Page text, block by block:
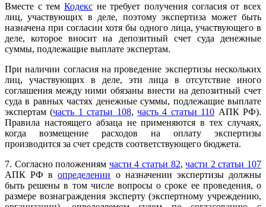
Вместе с тем Кодекс не требует получения согласия от всех
лиц, участвующих в деле, поэтому экспертиза может быть
назначена при согласии хотя бы одного лица, участвующего в
деле, которое вносит на депозитный счет суда денежные
суммы, подлежащие выплате экспертам.
При наличии согласия на проведение экспертизы нескольких
лиц, участвующих в деле, эти лица в отсутствие иного
соглашения между ними обязаны внести на депозитный счет
суда в равных частях денежные суммы, подлежащие выплате
экспертам (часть 1 статьи 108,часть 4 статьи 110 АПК РФ).
Правила настоящего абзаца не применяются в тех случаях,
когда возмещение расходов на оплату экспертизы
производится за счет средств соответствующего бюджета.
7. Согласно положениям части 4 статьи 82,части 2 статьи 107
АПК РФ вопределении о назначении экспертизы должны
быть решены в том числе вопросы о сроке ее проведения, о
размере вознаграждения эксперту (экспертному учреждению,